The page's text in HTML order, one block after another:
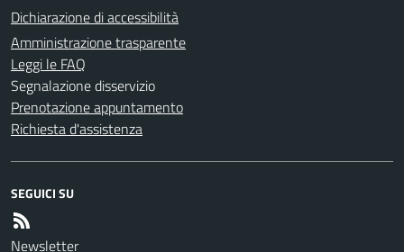
Dichiarazione di accessibilità
Amministrazione trasparente
Leggi le FAQ
Segnalazione disservizio
Prenotazione appuntamento
Richiesta d'assistenza
SEGUICI SU
Newsletter